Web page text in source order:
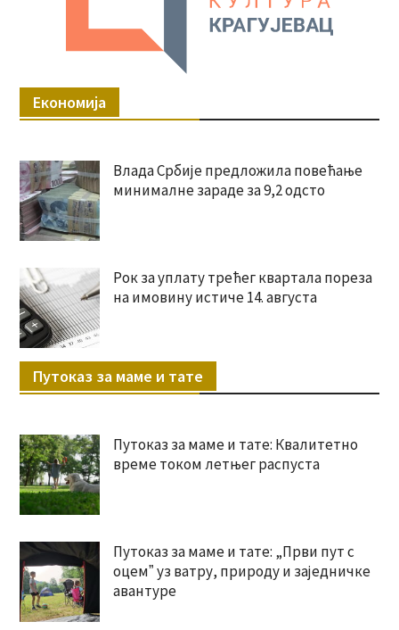
Економија
Влада Србије предложила повећање
минималне зараде за 9,2 одсто
Рок за уплату трећег квартала пореза
на имовину истиче 14. августа
Путоказ за маме и тате
Путоказ за маме и тате: Квалитетно
време током летњег распуста
Путоказ за маме и тате: „Први пут с
оцемˮ уз ватру, природу и заједничке
авантуре